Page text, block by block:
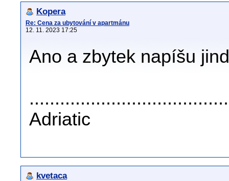
Kopera
Re: Cena za ubytování v apartmánu
12. 11. 2023 17:25
Ano a zbytek napíšu
Adriatic
kvetaca